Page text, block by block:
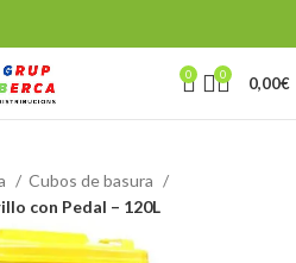
0 0 0,00€
Cubos de basura
con Pedal – 120L